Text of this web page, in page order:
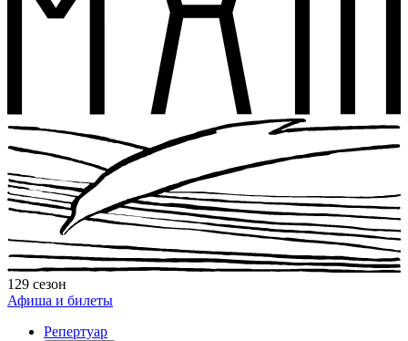
129 сезон
Афиша и билеты
Репертуар